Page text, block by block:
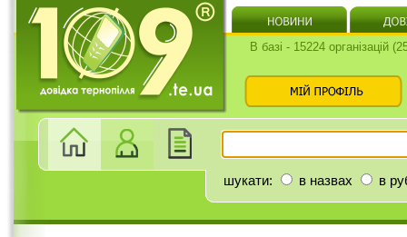
В базі - 15224 організацій
шукати: в назвах в